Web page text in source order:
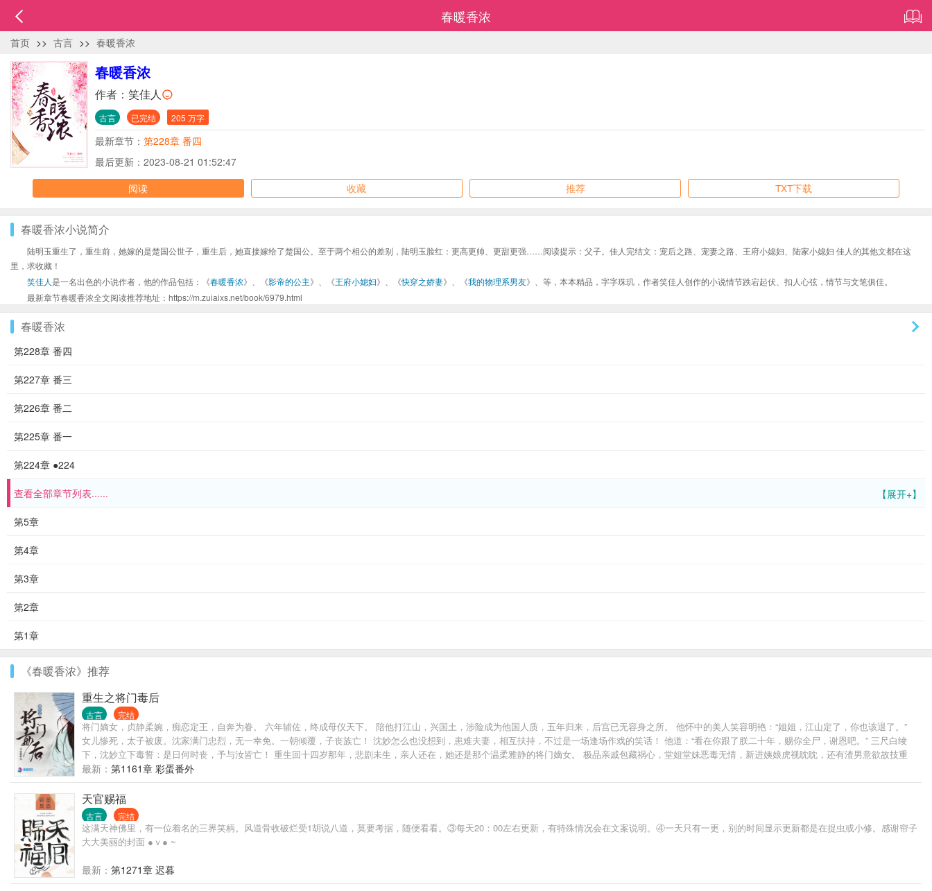
春暖香浓
首页 >> 古言 >> 春暖香浓
春暖香浓
作者： 笑佳人
古言 已完结 205 万字
最新章节： 第228章 番四
最后更新：2023-08-21 01:52:47
阅读
收藏 推荐 TXT下载
春暖香浓小说简介
陆明玉重生了，重生前，她嫁的是楚国公世子，重生后，她直接嫁给了楚国公。至于两个相公的差别，陆明玉脸红：更高更帅、更甜更强……阅读提示：父子。佳人完结文：宠后之路、宠妻之路、王府小媳妇、陆家小媳妇 佳人的其他文都在这
里，求收藏！
笑佳人是一名出色的小说作者，他的作品包括：《春暖香浓》、《影帝的公主》、《王府小媳妇》、《快穿之娇妻》、《我的物理系男友》、等，本本精品，字字珠玑，作者笑佳人创作的小说情节跌宕起伏、扣人心弦，情节与文笔俱佳。
最新章节春暖香浓全文阅读推荐地址：https://m.zuiaixs.net/book/6979.html
春暖香浓
第228章 番四
第227章 番三
第226章 番二
第225章 番一
第224章 ●224
【展开+】
查看全部章节列表......
第5章
第4章
第3章
第2章
第1章
《春暖香浓》推荐
重生之将门毒后
古言 完结
将门嫡女，贞静柔婉，痴恋定王，自奔为眷。 六年辅佐，终成母仪天下。 陪他打江山，兴国土，涉险成为他国人质，五年归来，后宫已无容身之所。 他怀中的美人笑容明艳：“姐姐，江山定了，你也该退了。”
女儿惨死，太子被废。沈家满门忠烈，无一幸免。一朝倾覆，子丧族亡！ 沈妙怎么也没想到，患难夫妻，相互扶持，不过是一场逢场作戏的笑话！ 他道：“看在你跟了朕二十年，赐你全尸，谢恩吧。” 三尺白绫
下，沈妙立下毒誓：是日何时丧，予与汝皆亡！ 重生回十四岁那年，悲剧未生，亲人还在，她还是那个温柔雅静的将门嫡女。 极品亲戚包藏祸心，堂姐堂妹恶毒无情，新进姨娘虎视眈眈，还有渣男意欲故技重
来？ 家族要护，大仇要报，江山帝位，也要分一杯羹。这辈子，且看谁斗得过谁！ 但是那谢家小侯爷，提枪打马过的桀骜少年，偏立在她墙头傲然：“颠个皇权罢了，记住，天下归你，你——归我！” -----------------
----------------------------------------- ——幽州十三京。 ——归你。 ——漠北定元城。 ——归你。 ——江南豫州，定西东海，临安青湖，洛阳古城。 ——都归你。 ——全都归我，谢景行你要什么？ ——嗯，你。 -------
------------------------------------------------------ 最初他漠然道：“沈谢两家泾渭分明，沈家丫头突然示好，不怀好意！” 后来他冷静道：“都是一条绳上的蚂蚱，沈妙你安分点，有本候担着，谁敢逼你嫁人？” 再后来他傲娇
道：“颠个乾坤不过如此。沈娇娇，万里江山，你我二人瓜分如何？” 最后，他霸气的把手一挥：“媳妇，分来分去甚麻烦，不分了！全归你，你归我！” 沈妙：“给本宫滚出去！”霸气重生的皇后凉凉和不良少年谢小
候爷，男女主身心干净，强强联手，宠文一对一。请各位小天使多多支持哦~
最新： 第1161章 彩蛋番外
天官赐福
古言 完结
这满天神佛里，有一位着名的三界笑柄。风道骨收破烂受1胡说八道，莫要考据，随便看看。③每天20：00左右更新，有特殊情况会在文案说明。④一天只有一更，别的时间显示更新都是在捉虫或小修。感谢帘子
大大美丽的封面 ●ｖ● ~
最新： 第1271章 迟暮